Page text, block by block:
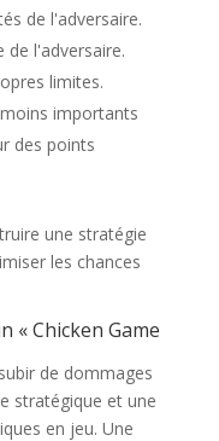
de l'adversaire.
l'adversaire.
limites.
importants
des points
une stratégie
les chances
« Chicken Game
de dommages
stratégique et une
en jeu. Une